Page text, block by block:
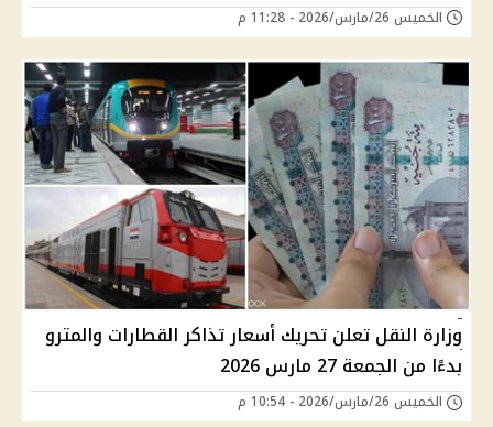
الخميس 26/مارس/2026 - 11:28 م
وزارة النقل تعلن تحريك أسعار تذاكر القطارات والمترو
بدءًا من الجمعة 27 مارس 2026
الخميس 26/مارس/2026 - 10:54 م